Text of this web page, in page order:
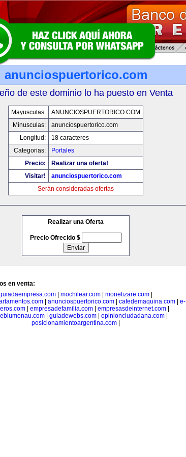
anunciospuertorico.com
de este dominio lo ha puesto en Venta
Mayusculas:
ANUNCIOSPUERTORICO.COM
Minusculas:
anunciospuertorico.com
Longitud:
18 caracteres
Categorias:
Portales
Precio:
Realizar una oferta!
Visitar!
anunciospuertorico.com
Serán consideradas ofertas
Realizar una Oferta
Precio Ofrecido $
en venta:
mochilear.com monetizare.com
anunciospuertorico.com cafedemaquina.com
e-
| empresadefamilia.com| empresasdeinternet.com|
| guiadewebs.com| opinionciudadana.com|
posicionamientoargentina.com